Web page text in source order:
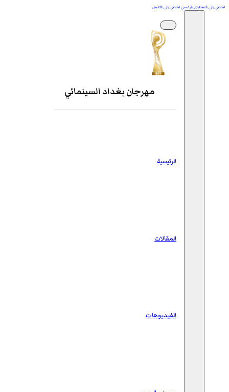
تخطي إلى المحتوى الرئيسيتخطي إلى التذييل
مهرجان بغداد السينمائي
الرئيسية
المقالات
الفيديوهات